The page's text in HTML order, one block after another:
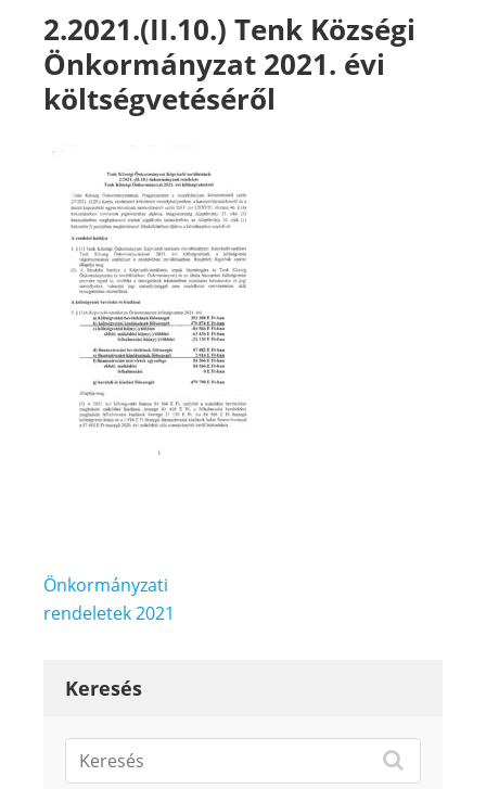
2.2021.(II.10.) Tenk Községi
Önkormányzat 2021. évi
költségvetéséről
Bejegyzés
navigáció
Önkormányzati
rendeletek 2021
Keresés